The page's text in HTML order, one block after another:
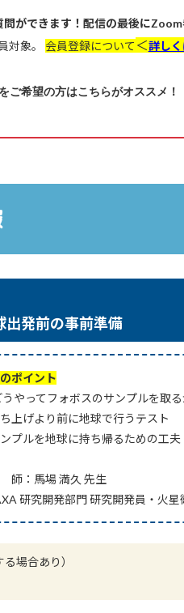
ができます！ 配信の最後にZoom
対象。 会員登録について ＜詳し
ご希望の方はこちらがオススメ！
出発前の事前準備
ポイント
うやってフォボスのサンプルを取
ち上げより前に地球で行うテスト
ンプルを地球に持ち帰るための工夫
：馬場 満久 先生
研究開発部門 研究開発員・火
場合あり）